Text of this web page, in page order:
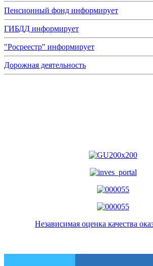
Пенсионный фонд информирует
ГИБДД информирует
"Росреестр" информирует
Дорожная деятельность
Независимая оценка качества